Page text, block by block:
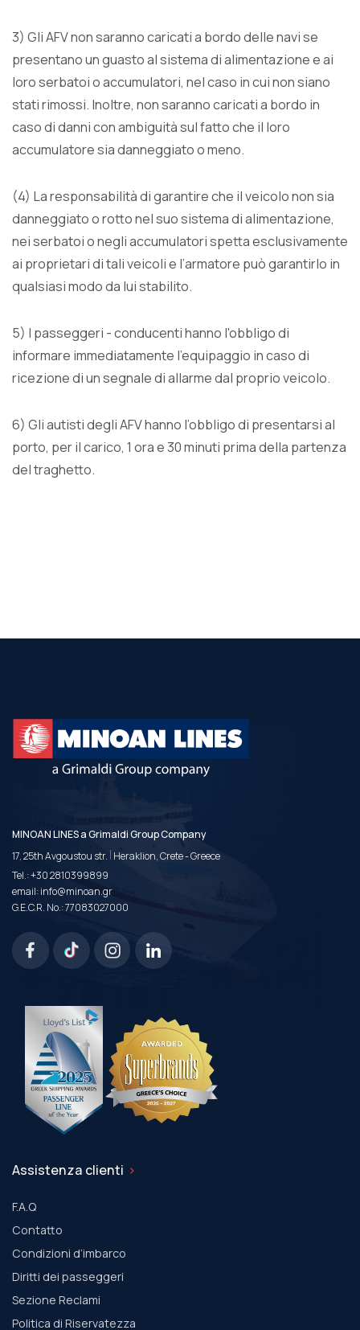
3) Gli AFV non saranno caricati a bordo delle navi se
presentano un guasto al sistema di alimentazione e ai
loro serbatoi o accumulatori, nel caso in cui non siano
stati rimossi. Inoltre, non saranno caricati a bordo in
caso di danni con ambiguità sul fatto che il loro
accumulatore sia danneggiato o meno.
(4) La responsabilità di garantire che il veicolo non sia
danneggiato o rotto nel suo sistema di alimentazione,
nei serbatoi o negli accumulatori spetta esclusivamente
ai proprietari di tali veicoli e l’armatore può garantirlo in
qualsiasi modo da lui stabilito.
5) I passeggeri - conducenti hanno l'obbligo di
informare immediatamente l'equipaggio in caso di
ricezione di un segnale di allarme dal proprio veicolo.
6) Gli autisti degli AFV hanno l’obbligo di presentarsi al
porto, per il carico, 1 ora e 30 minuti prima della partenza
del traghetto.
MINOAN LINES a Grimaldi Group Company
17, 25th Avgoustou str. | Heraklion, Crete - Greece
Tel.:+30 2810399899
email:info@minoan.gr
G.E.C.R. No.: 77083027000
Assistenza clienti
F.A.Q
Contatto
Condizioni d’imbarco
Diritti dei passeggeri
Sezione Reclami
Politica di Riservatezza